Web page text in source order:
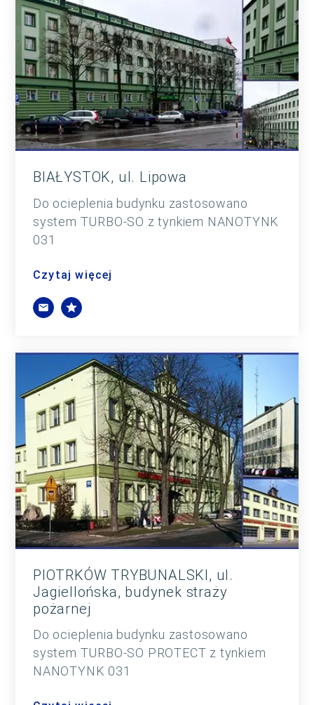
BIAŁYSTOK, ul. Lipowa
Do ocieplenia budynku zastosowano
system TURBO-SO z tynkiem NANOTYNK
031
Czytaj więcej
PIOTRKÓW TRYBUNALSKI, ul.
Jagiellońska, budynek straży
pożarnej
Do ocieplenia budynku zastosowano
system TURBO-SO PROTECT z tynkiem
NANOTYNK 031